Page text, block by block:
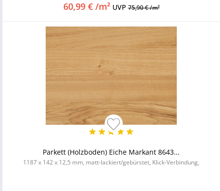
60,99 € /m² UVP75,90 € /m²
Parkett (Holzboden) Eiche Markant 8643...
1187 x 142 x 12,5 mm, matt-lackiert/gebürstet, Klick-Verbindung,